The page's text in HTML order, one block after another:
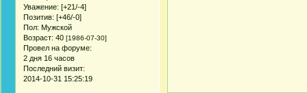
Уважение: [+21/-4]
Позитив: [+46/-0]
Пол: Мужской
Возраст: 40 [1986-07-30]
Провел на форуме:
2 дня 16 часов
Последний визит:
2014-10-31 15:25:19